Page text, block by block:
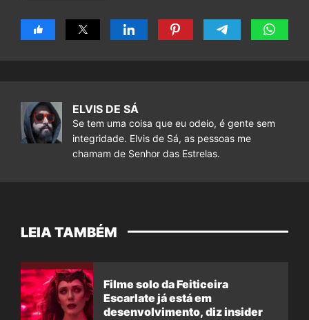
ELVIS DE SÁ
Se tem uma coisa que eu odeio, é gente sem
integridade. Elvis de Sá, as pessoas me
chamam de Senhor das Estrelas.
LEIA TAMBÉM
Filme solo da Feiticeira
Escarlate já está em
desenvolvimento, diz insider